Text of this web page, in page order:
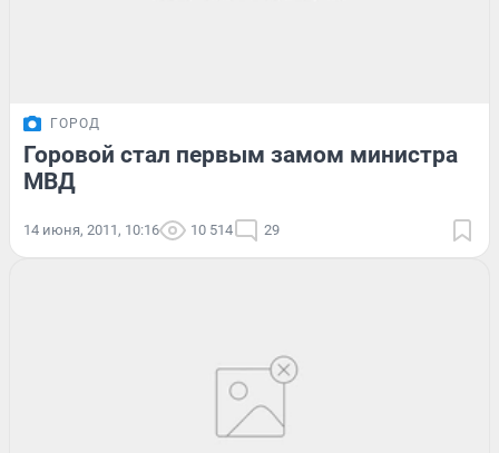
ГОРОД
Горовой стал первым замом министра
МВД
14 июня, 2011, 10:16 10 514 29